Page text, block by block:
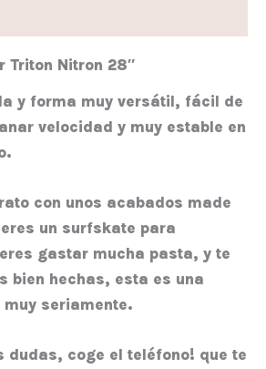
Triton Nitron 28″
y forma muy versátil, fácil de
velocidad y muy estable en
con unos acabados made
un surfskate para
gastar mucha pasta, y te
bien hechas, esta es una
seriamente.
dudas, coge el teléfono! que te